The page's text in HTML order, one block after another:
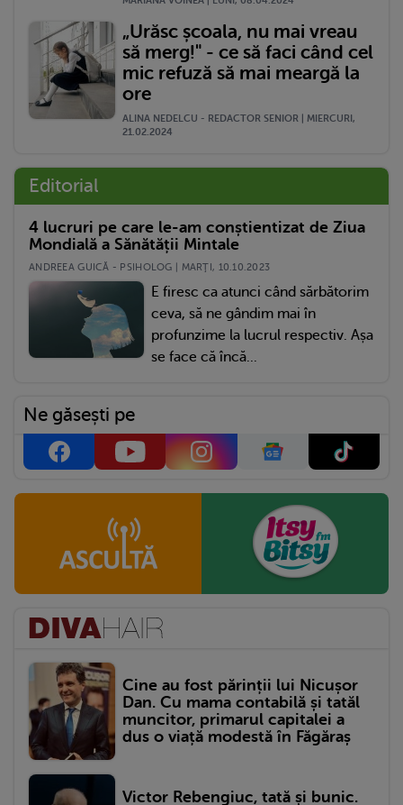
„Urăsc școala, nu mai vreau
să merg!" - ce să faci când cel
mic refuză să mai meargă la
ore
ALINA NEDELCU - REDACTOR SENIOR | MIERCURI,
21.02.2024
Editorial
4 lucruri pe care le-am conștientizat de Ziua
Mondială a Sănătății Mintale
ANDREEA GUICĂ - PSIHOLOG | MARŢI, 10.10.2023
E firesc ca atunci când sărbătorim
ceva, să ne gândim mai în
profunzime la lucrul respectiv. Așa
se face că încă...
Ne găsești pe
Cine au fost părinții lui Nicușor
Dan. Cu mama contabilă și tatăl
muncitor, primarul capitalei a
dus o viață modestă în Făgăraș
Victor Rebengiuc, tată și bunic.